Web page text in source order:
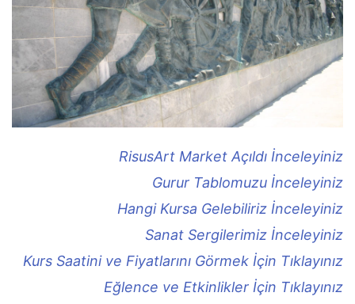
RisusArt Market Açıldı İnceleyiniz
Gurur Tablomuzu İnceleyiniz
Hangi Kursa Gelebiliriz İnceleyiniz
Sanat Sergilerimiz İnceleyiniz
Kurs Saatini ve Fiyatlarını Görmek İçin Tıklayınız
Eğlence ve Etkinlikler İçin Tıklayınız